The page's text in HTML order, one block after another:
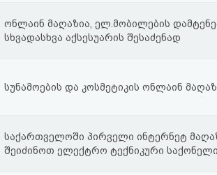
ონლაინ მაღაზია, ელ.მობილების
სხვადასხვა აქსესუარის შესაძენად
სუნამოების და კოსმეტიკის ონლაინ
საქართველოში პირველი ინტერნეტ
შეიძინოთ ელექტრო ტექნიკური საქონელი